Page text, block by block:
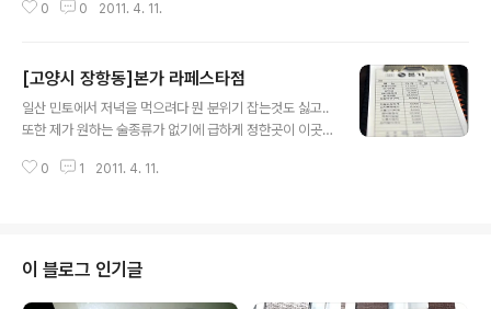
탕종류나 면종류.. 나머지는 비싼듯합니다. 맛이 있고, 기다
는 맞는듯합니다. 느낀해서 그런가? ㅎㅎㅎ 간단하게 요기
와함께 반주하실분들께 추천해 드립니다. 단,,,, 시끄럽습니
다. Nikon D300 & Sigma 24-70 F2.8 EX DG 2011
0 0 2011. 4. 11.
[고양시 장항동]본가 라페스타점
일산 민토에서 저녁을 먹으려다 뭔 분위기 잡는것도 싫고..
또한 제가 원하는 술종류가 없기에 급하게 정한곳이 이곳
적이 있던곳인데... 일산쪽에 오랜만에 밥을 먹기위해 찾아
담이 되기는 합니다. 깔끔하면서, 야채많이 먹으며 반주정
도 할 수 있는 장소로 추천해 드립니다. 단... 가족단위가 많
으니 금연해 주시길~ ㅎㅎㅎ 고기맛은 직접 맛보시기 바랍
0 1 2011. 4. 11.
이 블로그 인기글